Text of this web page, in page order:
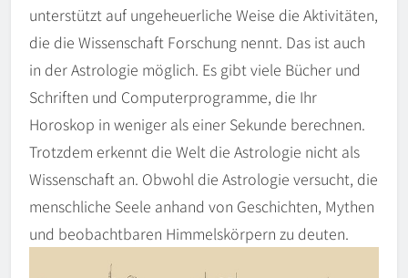
unterstützt auf ungeheuerliche Weise die Aktivitäten,
die die Wissenschaft Forschung nennt. Das ist auch
in der Astrologie möglich. Es gibt viele Bücher und
Schriften und Computerprogramme, die Ihr
Horoskop in weniger als einer Sekunde berechnen.
Trotzdem erkennt die Welt die Astrologie nicht als
Wissenschaft an. Obwohl die Astrologie versucht, die
menschliche Seele anhand von Geschichten, Mythen
und beobachtbaren Himmelskörpern zu deuten.